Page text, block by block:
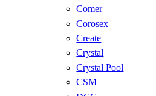
Comer
Corosex
Create
Crystal
Crystal Pool
CSM